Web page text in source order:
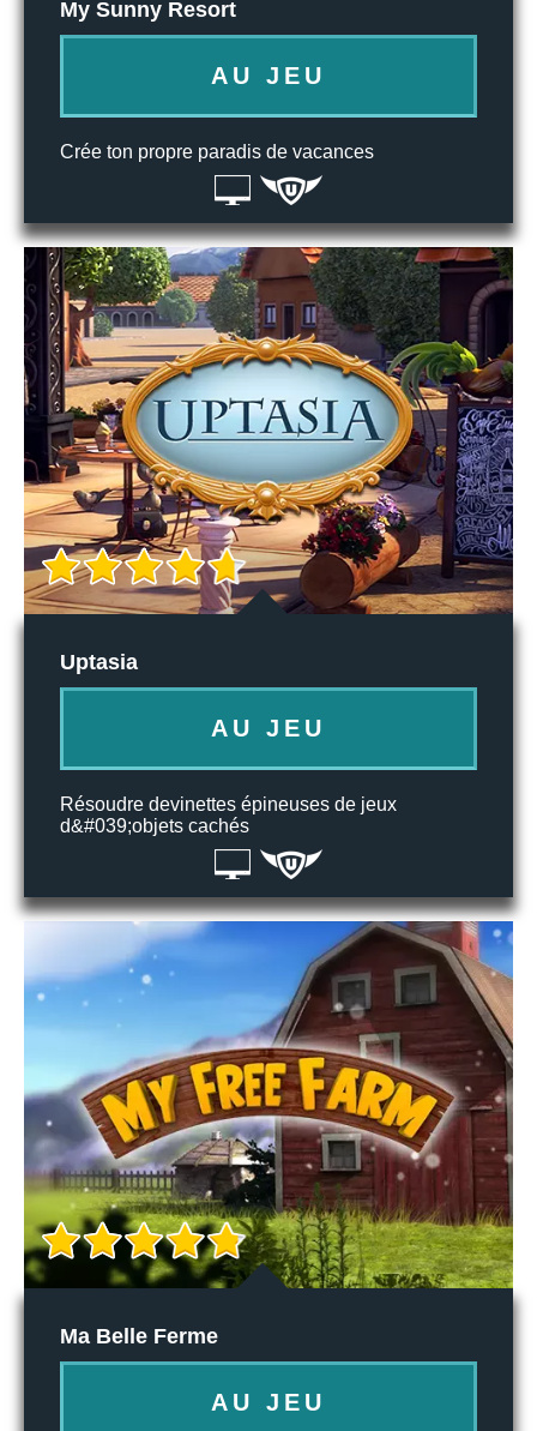
My Sunny Resort
AU JEU
Crée ton propre paradis de vacances
Uptasia
AU JEU
Résoudre devinettes épineuses de jeux
d&#039;objets cachés
Ma Belle Ferme
AU JEU